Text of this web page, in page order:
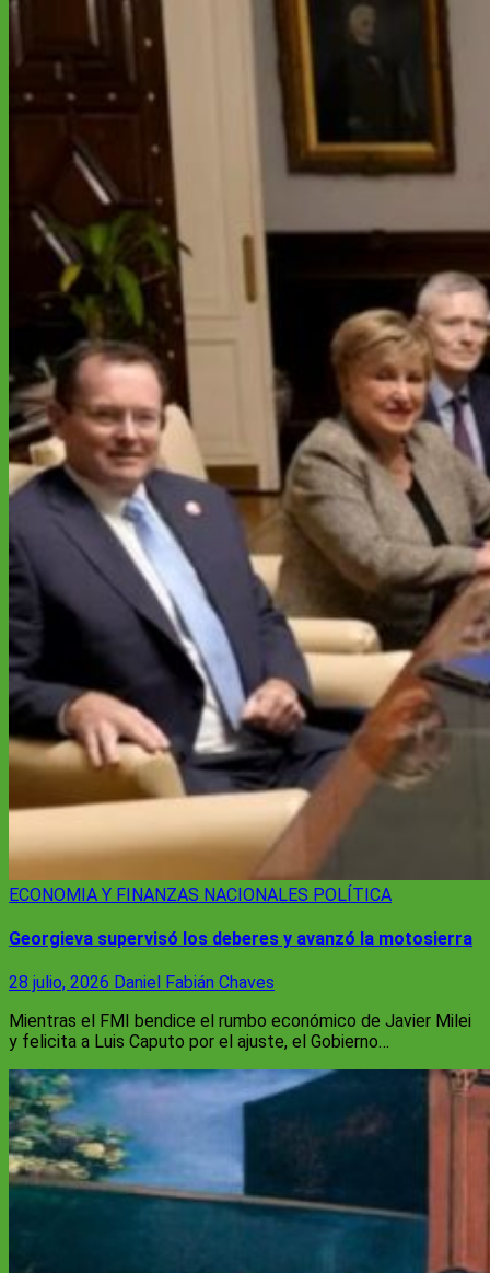
ECONOMIA Y FINANZAS NACIONALES POLÍTICA
Georgieva supervisó los deberes y avanzó la motosierra
28 julio, 2026 Daniel Fabián Chaves
Mientras el FMI bendice el rumbo económico de Javier Milei
y felicita a Luis Caputo por el ajuste, el Gobierno…